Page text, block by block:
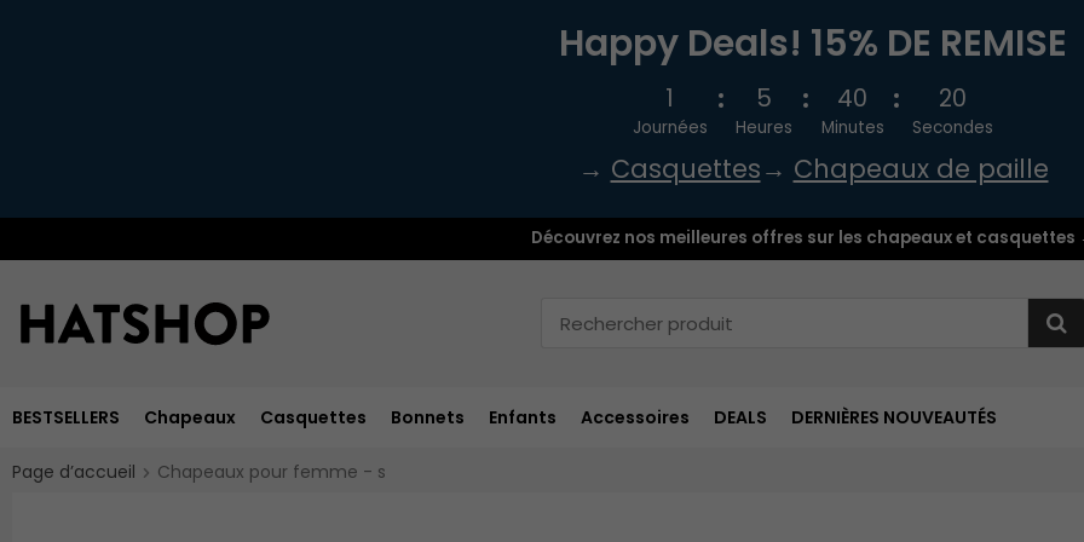
Happy Deals! 15% DE REMISE
1
Journées
5
Heures
40
Minutes
18
Secondes
→ Casquettes→ Chapeaux de paille
Découvrez nos meilleures offres sur les chapeaux et casquettes
BESTSELLERS Chapeaux Casquettes Bonnets Enfants Accessoires DEALS DERNIÈRES NOUVEAUTÉS
Page d’accueil Chapeaux pour femme - s